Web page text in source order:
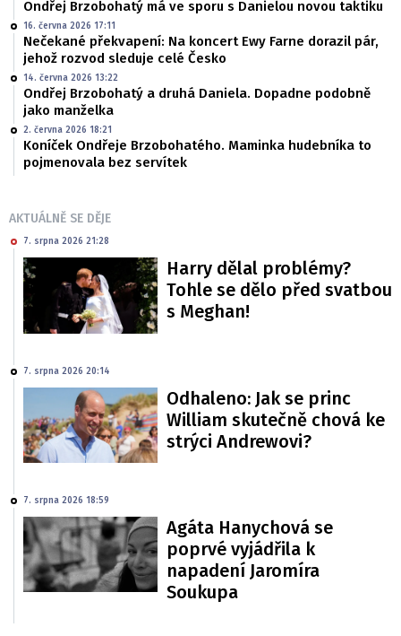
Ondřej Brzobohatý má ve sporu s Danielou novou taktiku
16. června 2026 17:11
Nečekané překvapení: Na koncert Ewy Farne dorazil pár,
jehož rozvod sleduje celé Česko
14. června 2026 13:22
Ondřej Brzobohatý a druhá Daniela. Dopadne podobně
jako manželka
2. června 2026 18:21
Koníček Ondřeje Brzobohatého. Maminka hudebníka to
pojmenovala bez servítek
AKTUÁLNĚ SE DĚJE
7. srpna 2026 21:28
Harry dělal problémy?
Tohle se dělo před svatbou
s Meghan!
7. srpna 2026 20:14
Odhaleno: Jak se princ
William skutečně chová ke
strýci Andrewovi?
7. srpna 2026 18:59
Agáta Hanychová se
poprvé vyjádřila k
napadení Jaromíra
Soukupa